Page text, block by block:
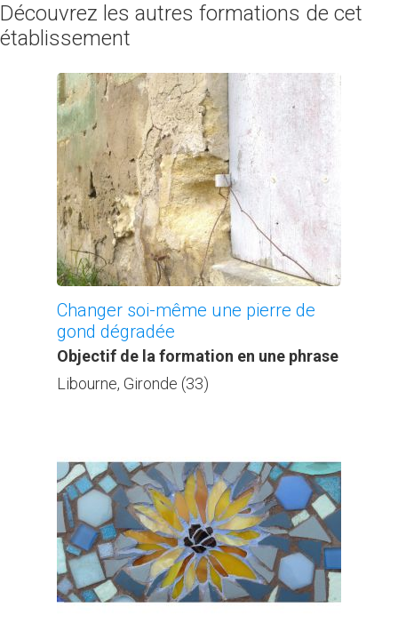
Découvrez les autres formations de cet
établissement
Changer soi-même une pierre de
gond dégradée
Objectif de la formation en une phrase
Libourne, Gironde (33)